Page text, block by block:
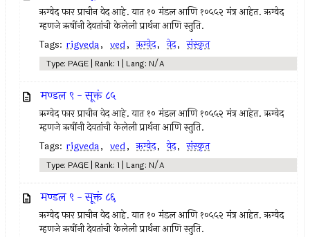
ऋग्वेद फार प्राचीन वेद आहे. यात १० मंडल आणि १०५५२ मंत्र आहेत. ऋग्वेद
म्हणजे ऋषींनी देवतांची केलेली प्रार्थना आणि स्तुति.
Tags: rigveda, ved, ऋग्वेद, वेद, संस्कृत
Type: PAGE | Rank: 1 | Lang: N/A
मण्डल ९ - सूक्तं ८५
ऋग्वेद फार प्राचीन वेद आहे. यात १० मंडल आणि १०५५२ मंत्र आहेत. ऋग्वेद
म्हणजे ऋषींनी देवतांची केलेली प्रार्थना आणि स्तुति.
Tags: rigveda, ved, ऋग्वेद, वेद, संस्कृत
Type: PAGE | Rank: 1 | Lang: N/A
मण्डल ९ - सूक्तं ८६
ऋग्वेद फार प्राचीन वेद आहे. यात १० मंडल आणि १०५५२ मंत्र आहेत. ऋग्वेद
म्हणजे ऋषींनी देवतांची केलेली प्रार्थना आणि स्तुति.